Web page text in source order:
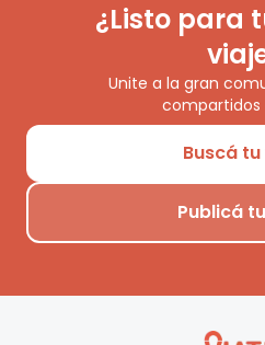
¿Listo para
Unite a la gran
compartidos
Buscá
Publicá